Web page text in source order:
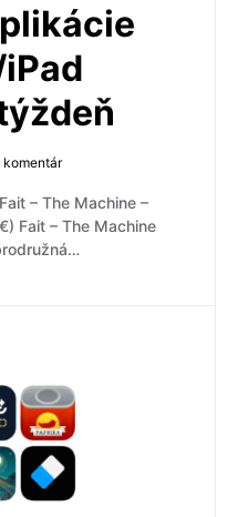
komentár
– The Machine –
Fait – The Machine